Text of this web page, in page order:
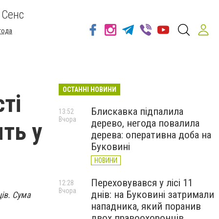
у
Сума
ОСТАННІ НОВИНИ
Блискавка підпалила
дерево, негода повалила
дерева: оперативна доба на
Буковині
НОВИНИ
13:52
Вчора
Переховувався у лісі 11
днів: на Буковині затримали
нападника, який поранив
12:28
Вчора